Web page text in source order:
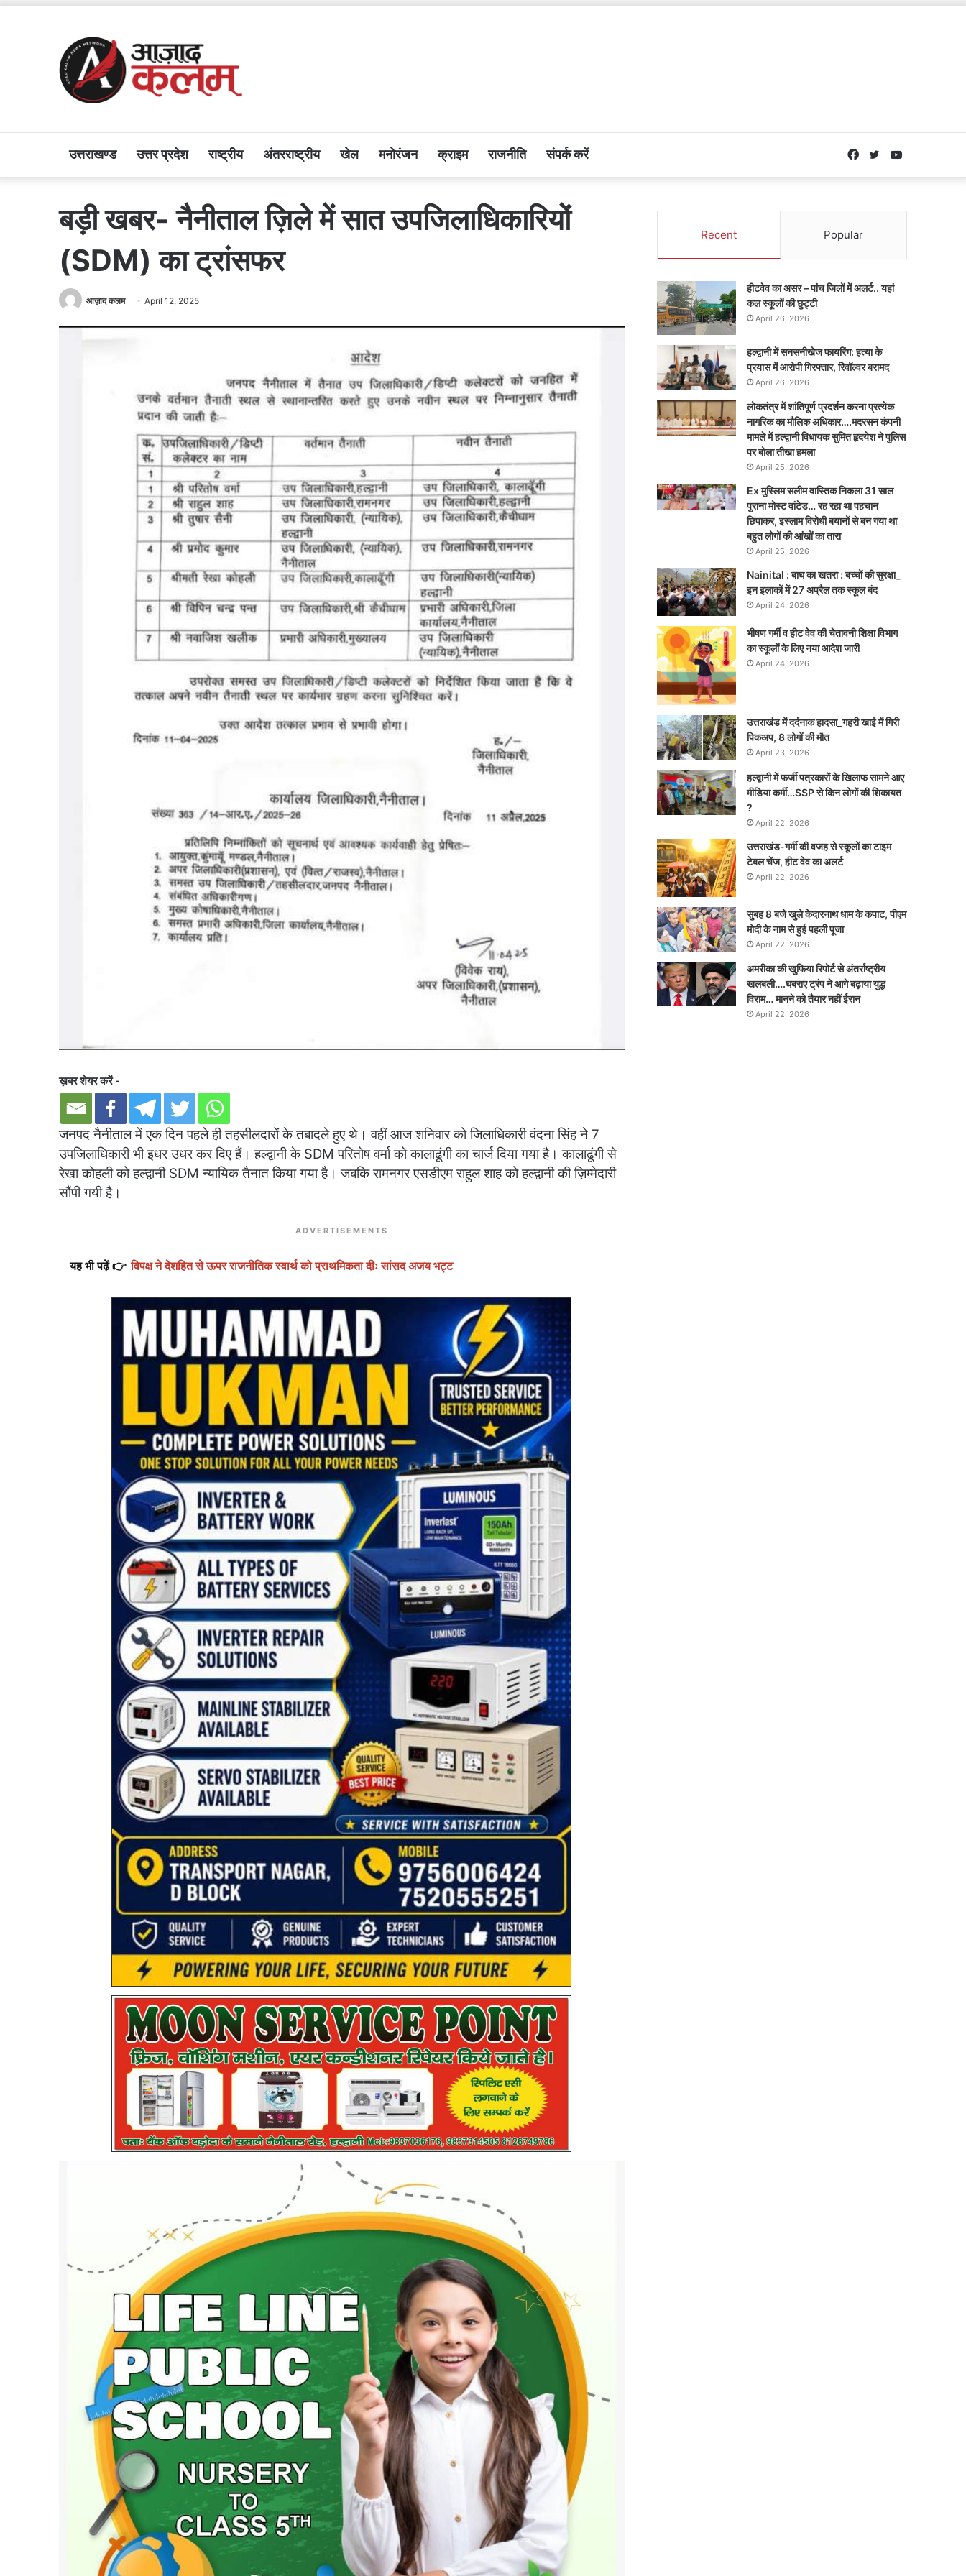
उत्तराखण्ड उत्तर प्रदेश राष्ट्रीय अंतरराष्ट्रीय खेल मनोरंजन क्राइम राजनीति संपर्क करें YouTube
Twitter
Facebook
बड़ी खबर- नैनीताल ज़िले में सात उपजिलाधिकारियों
(SDM) का ट्रांसफर
आज़ाद कलम April 12, 2025
ख़बर शेयर करें -
जनपद नैनीताल में एक दिन पहले ही तहसीलदारों के तबादले हुए थे। वहीं आज शनिवार को जिलाधिकारी वंदना सिंह ने 7
उपजिलाधिकारी भी इधर उधर कर दिए हैं। हल्द्वानी के SDM परितोष वर्मा को कालाढूंगी का चार्ज दिया गया है। कालाढूंगी से
रेखा कोहली को हल्द्वानी SDM न्यायिक तैनात किया गया है। जबकि रामनगर एसडीएम राहुल शाह को हल्द्वानी की ज़िम्मेदारी
सौंपी गयी है।
ADVERTISEMENTS
यह भी पढ़ें 👉 विपक्ष ने देशहित से ऊपर राजनीतिक स्वार्थ को प्राथमिकता दीः सांसद अजय भट्ट
Recent Popular
हीटवेव का असर – पांच जिलों में अलर्ट.. यहां
कल स्कूलों की छुट्टी
April 26, 2026
हल्द्वानी में सनसनीखेज फायरिंग: हत्या के
प्रयास में आरोपी गिरफ्तार, रिवॉल्वर बरामद
April 26, 2026
लोकतंत्र में शांतिपूर्ण प्रदर्शन करना प्रत्येक
नागरिक का मौलिक अधिकार….मदरसन कंपनी
मामले में हल्द्वानी विधायक सुमित हृदयेश ने पुलिस
पर बोला तीखा हमला
April 25, 2026
Ex मुस्लिम सलीम वास्तिक निकला 31 साल
पुराना मोस्ट वांटेड… रह रहा था पहचान
छिपाकर, इस्लाम विरोधी बयानों से बन गया था
बहुत लोगों की आंखों का तारा
April 25, 2026
Nainital : बाघ का खतरा : बच्चों की सुरक्षा_
इन इलाकों में 27 अप्रैल तक स्कूल बंद
April 24, 2026
भीषण गर्मी व हीट वेव की चेतावनी शिक्षा विभाग
का स्कूलों के लिए नया आदेश जारी
April 24, 2026
उत्तराखंड में दर्दनाक हादसा_गहरी खाई में गिरी
पिकअप, 8 लोगों की मौत
April 23, 2026
हल्द्वानी में फर्जी पत्रकारों के खिलाफ सामने आए
मीडिया कर्मी…SSP से किन लोगों की शिकायत
?
April 22, 2026
उत्तराखंड-गर्मी की वजह से स्कूलों का टाइम
टेबल चेंज, हीट वेव का अलर्ट
April 22, 2026
सुबह 8 बजे खुले केदारनाथ धाम के कपाट, पीएम
मोदी के नाम से हुई पहली पूजा
April 22, 2026
अमरीका की खुफिया रिपोर्ट से अंतर्राष्ट्रीय
खलबली….घबराए ट्रंप ने आगे बढ़ाया युद्ध
विराम… मानने को तैयार नहीं ईरान
April 22, 2026